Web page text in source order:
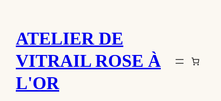
contenu
ATELIER DE
VITRAIL ROSE À
L'OR